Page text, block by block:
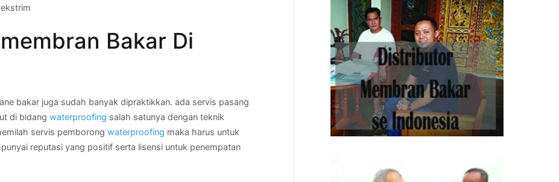
Bakar Di
bakar juga sudah banyak dipraktikkan. ada servis pasang
di bidang waterproofing salah satunya dengan teknik
servis pemborong waterproofing maka harus untuk
reputasi yang positif serta lisensi untuk penempatan